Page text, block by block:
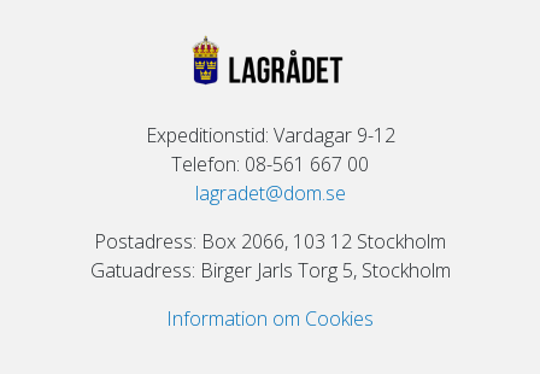
Expeditionstid: Vardagar 9-12
Telefon: 08-561 667 00
lagradet@dom.se
Postadress: Box 2066, 103 12 Stockholm
Gatuadress: Birger Jarls Torg 5, Stockholm
Information om Cookies